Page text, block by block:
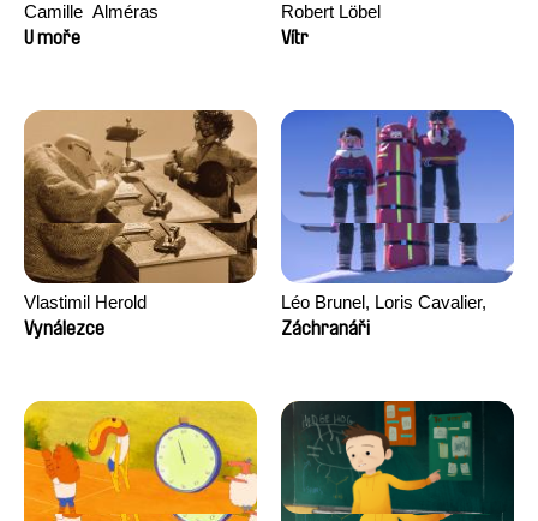
Camille​ ​ ​Alméras
U moře
Robert Löbel
Vítr
Vlastimil Herold
Vynálezce
Léo Brunel, Loris Cavalier,
Camille Jalabert, Oscar Malet
Záchranáři